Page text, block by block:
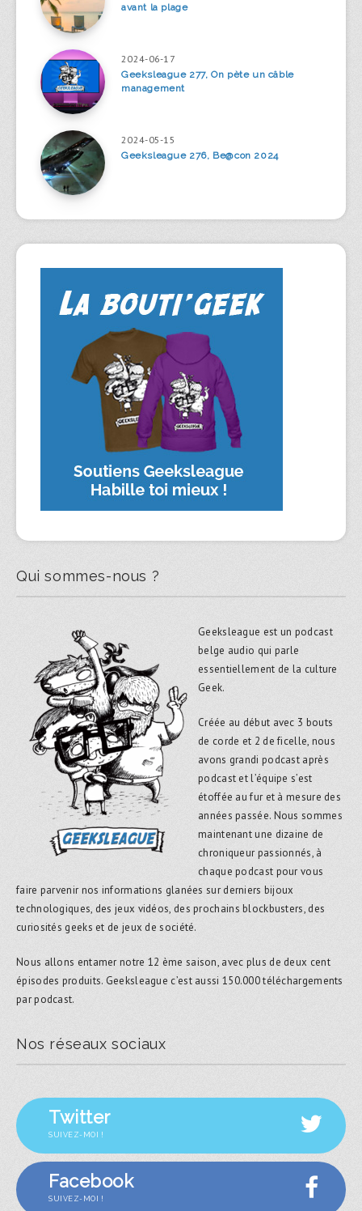
avant la plage
2024-06-17
Geeksleague 277, On pète un câble
management
2024-05-15
Geeksleague 276, Be@con 2024
Qui sommes-nous ?
Geeksleague est un podcast
belge audio qui parle
essentiellement de la culture
Geek.
Créée au début avec 3 bouts
de corde et 2 de ficelle, nous
avons grandi podcast après
podcast et l’équipe s’est
étoffée au fur et à mesure des
années passée. Nous sommes
maintenant une dizaine de
chroniqueur passionnés, à
chaque podcast pour vous
faire parvenir nos informations glanées sur derniers bijoux
technologiques, des jeux vidéos, des prochains blockbusters, des
curiosités geeks et de jeux de société.
Nous allons entamer notre 12 ème saison, avec plus de deux cent
épisodes produits. Geeksleague c’est aussi 150.000 téléchargements
par podcast.
Nos réseaux sociaux
Twitter
SUIVEZ-MOI !
Facebook
SUIVEZ-MOI !